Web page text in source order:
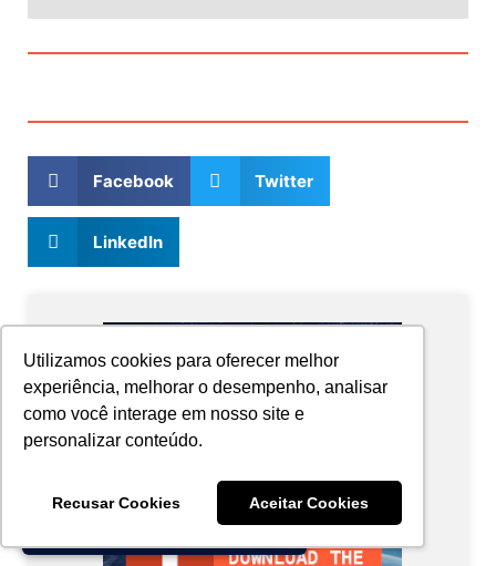
Utilizamos cookies para oferecer melhor
experiência, melhorar o desempenho, analisar
como você interage em nosso site e
personalizar conteúdo.
Recusar Cookies Aceitar Cookies
Facebook Twitter
LinkedIn
+55 41 3180-0019